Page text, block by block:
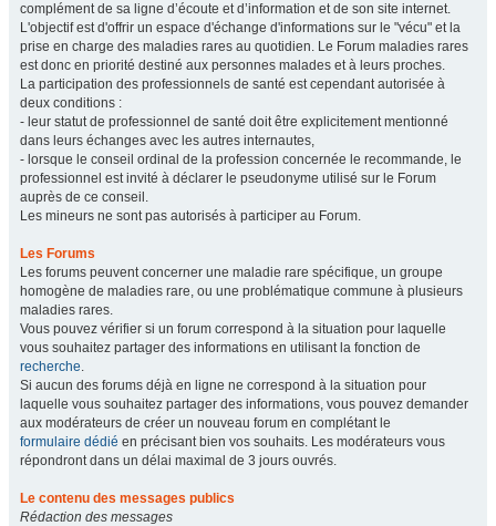
complément de sa ligne d’écoute et d’information et de son site internet.
L'objectif est d'offrir un espace d'échange d'informations sur le "vécu" et la
prise en charge des maladies rares au quotidien. Le Forum maladies rares
est donc en priorité destiné aux personnes malades et à leurs proches.
La participation des professionnels de santé est cependant autorisée à
deux conditions :
- leur statut de professionnel de santé doit être explicitement mentionné
dans leurs échanges avec les autres internautes,
- lorsque le conseil ordinal de la profession concernée le recommande, le
professionnel est invité à déclarer le pseudonyme utilisé sur le Forum
auprès de ce conseil.
Les mineurs ne sont pas autorisés à participer au Forum.
Les Forums
Les forums peuvent concerner une maladie rare spécifique, un groupe
homogène de maladies rare, ou une problématique commune à plusieurs
maladies rares.
Vous pouvez vérifier si un forum correspond à la situation pour laquelle
vous souhaitez partager des informations en utilisant la fonction de
recherche.
Si aucun des forums déjà en ligne ne correspond à la situation pour
laquelle vous souhaitez partager des informations, vous pouvez demander
aux modérateurs de créer un nouveau forum en complétant le
formulaire dédié en précisant bien vos souhaits. Les modérateurs vous
répondront dans un délai maximal de 3 jours ouvrés.
Le contenu des messages publics
Rédaction des messages